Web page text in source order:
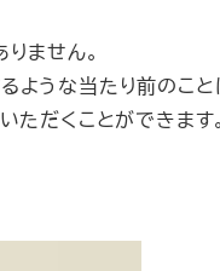
ません。
ような当たり前のこと
ただくことができます。